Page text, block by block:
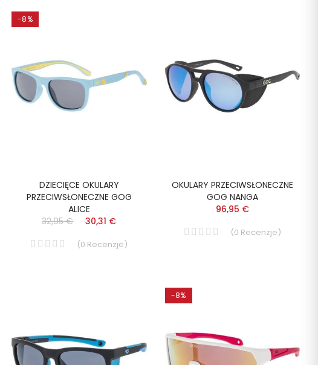
-8%
DZIECIĘCE OKULARY
PRZECIWSŁONECZNE GOG
ALICE
32,95 €
30,31 €
(0 Recenzje)
OKULARY PRZECIWSŁONECZNE
GOG NANGA
96,95 €
(0 Recenzje)
-8%